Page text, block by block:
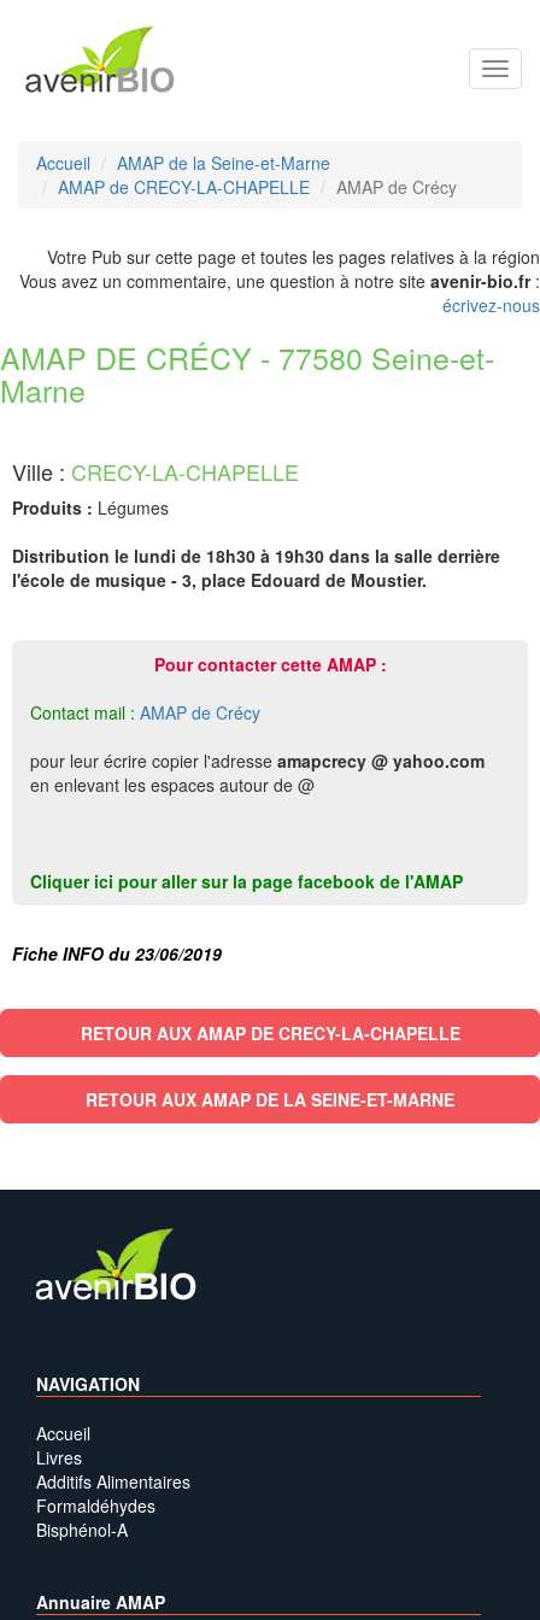
Accueil
AMAP de la Seine-et-Marne
AMAP de CRECY-LA-CHAPELLE
AMAP de Crécy
Votre Pub sur cette page et toutes les pages relatives à la région
Vous avez un commentaire, une question à notre site avenir-bio.fr:
écrivez-nous
AMAP DE CRÉCY - 77580 Seine-et-
Marne
Ville : CRECY-LA-CHAPELLE
Produits : Légumes
Distribution le lundi de 18h30 à 19h30 dans la salle derrière
l'école de musique - 3, place Edouard de Moustier.
Pour contacter cette AMAP :
Contact mail : AMAP de Crécy
pour leur écrire copier l'adresse amapcrecy @ yahoo.com
en enlevant les espaces autour de @
Cliquer ici pour aller sur la page facebook de l'AMAP
Fiche INFO du 23/06/2019
RETOUR AUX AMAP DE CRECY-LA-CHAPELLE
RETOUR AUX AMAP DE LA SEINE-ET-MARNE
NAVIGATION
Accueil
Livres
Additifs Alimentaires
Formaldéhydes
Bisphénol-A
Annuaire AMAP